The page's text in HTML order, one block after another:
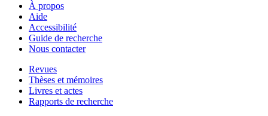
À propos
Aide
Accessibilité
Guide de recherche
Nous contacter
Revues
Thèses et mémoires
Livres et actes
Rapports de recherche